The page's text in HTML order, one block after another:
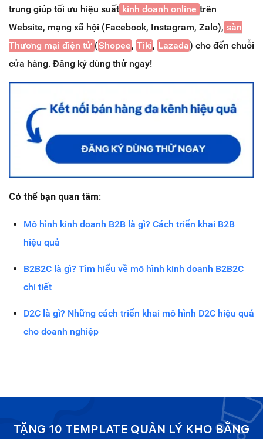
trung giúp tối ưu hiệu suất kinh doanh online trên
Website, mạng xã hội (Facebook, Instagram, Zalo), sàn
Thương mại điện tử (Shopee, Tiki, Lazada) cho đến chuỗi
cửa hàng. Đăng ký dùng thử ngay!
Có thể bạn quan tâm:
Mô hình kinh doanh B2B là gì? Cách triển khai B2B
hiệu quả
B2B2C là gì? Tìm hiểu về mô hình kinh doanh B2B2C
chi tiết
D2C là gì? Những cách triển khai mô hình D2C hiệu quả
cho doanh nghiệp
TẶNG 10 TEMPLATE QUẢN LÝ KHO BẰNG